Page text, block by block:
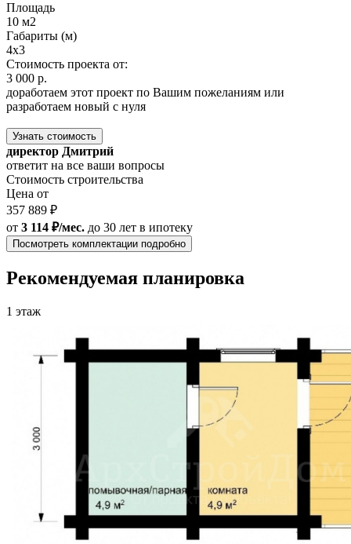
Площадь
10 м2
Габариты (м)
4x3
Стоимость проекта от:
3 000 р.
доработаем этот проект по Вашим пожеланиям или
разработаем новый с нуля
Узнать стоимость
директор Дмитрий
ответит на все ваши вопросы
Стоимость строительства
Цена от
357 889 ₽
от 3 114 ₽/мес. до 30 лет в ипотеку
Посмотреть комплектации подробно
Рекомендуемая планировка
1 этаж